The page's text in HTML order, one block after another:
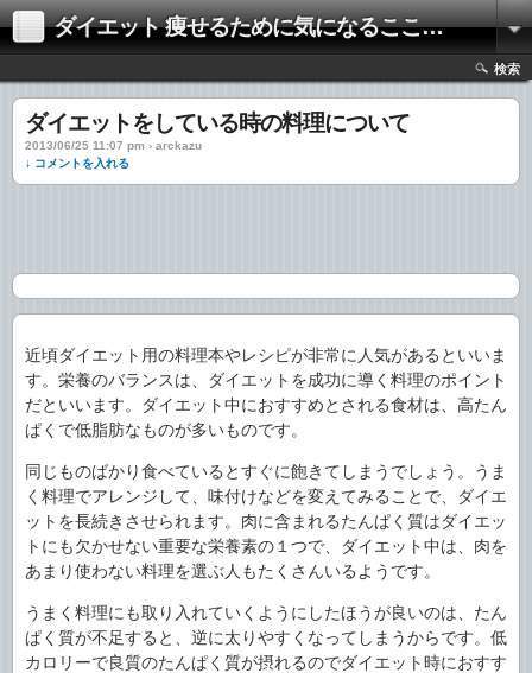
ダイエット 痩せるために気になるここだけの話
検索
ダイエットをしている時の料理について
2013/06/25 11:07 pm › arckazu
↓ コメントを入れる
近頃ダイエット用の料理本やレシピが非常に人気があるといいま
す。栄養のバランスは、ダイエットを成功に導く料理のポイント
だといいます。ダイエット中におすすめとされる食材は、高たん
ぱくで低脂肪なものが多いものです。
同じものばかり食べているとすぐに飽きてしまうでしょう。うま
く料理でアレンジして、味付けなどを変えてみることで、ダイエ
ットを長続きさせられます。肉に含まれるたんぱく質はダイエッ
トにも欠かせない重要な栄養素の１つで、ダイエット中は、肉を
あまり使わない料理を選ぶ人もたくさんいるようです。
うまく料理にも取り入れていくようにしたほうが良いのは、たん
ぱく質が不足すると、逆に太りやすくなってしまうからです。低
カロリーで良質のたんぱく質が摂れるのでダイエット時におすす